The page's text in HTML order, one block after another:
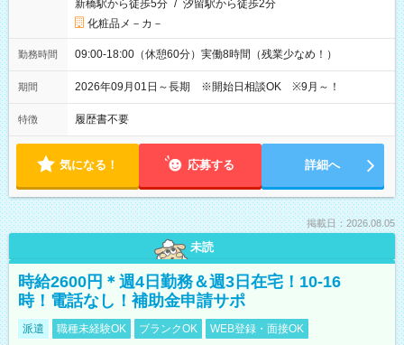
新橋駅から徒歩5分 / 汐留駅から徒歩2分
化粧品メ－カ－
勤務時間 09:00-18:00（休憩60分）実働8時間（残業少なめ！）
期間 2026年09月01日～長期 ※開始日相談OK ※9月～！
特徴 履歴書不要
気になる！ 応募する 詳細へ
掲載日：2026.08.05
未読
時給2600円＊週4日勤務＆週3日在宅！10-16
時！電話なし！補助金申請サポ
派遣 職種未経験OK ブランクOK WEB登録・面接OK